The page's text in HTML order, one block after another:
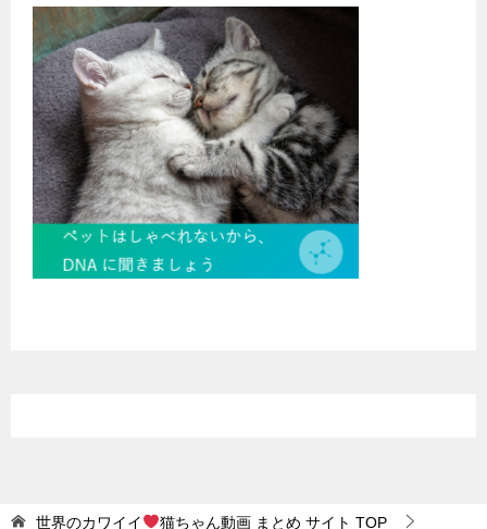
世界のカワイイ 猫ちゃん動画 まとめ サイト TOP